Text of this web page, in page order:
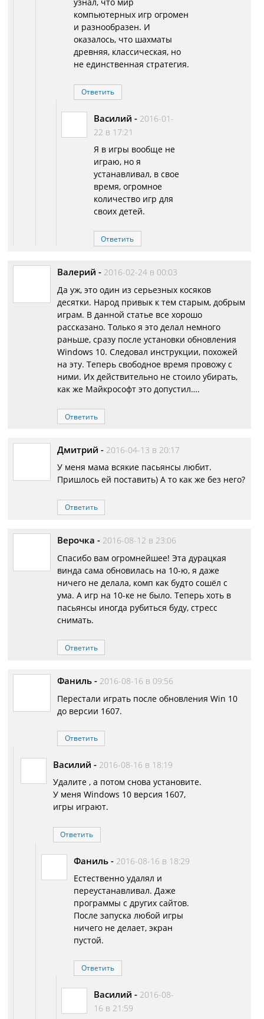
компьютерных игр огромен
и разнообразен. И
оказалось, что шахматы
древняя, классическая, но
не единственная стратегия.
Ответить
Василий - 2016-01-
22 в 17:21
Я в игры вообще не
играю, но я
устанавливал, в свое
время, огромное
количество игр для
своих детей.
Ответить
Валерий - 2016-02-24 в 00:03
Да уж, это один из серьезных косяков
десятки. Народ привык к тем старым, добрым
играм. В данной статье все хорошо
рассказано. Только я это делал немного
раньше, сразу после установки обновления
Windows 10. Следовал инструкции, похожей
на эту. Теперь свободное время провожу с
ними. Их действительно не стоило убирать,
как же Майкрософт это допустил….
Ответить
Дмитрий - 2016-04-13 в 20:17
У меня мама всякие пасьянсы любит.
Пришлось ей поставить) А то как же без него?
Ответить
Верочка - 2016-08-12 в 23:06
Спасибо вам огромнейшее! Эта дурацкая
винда сама обновилась на 10-ю, я даже
ничего не делала, комп как будто сошёл с
ума. А игр на 10-ке не было. Теперь хоть в
пасьянсы иногда рубиться буду, стресс
снимать.
Ответить
Фаниль - 2016-08-16 в 09:56
Перестали играть после обновления Win 10
до версии 1607.
Ответить
Василий - 2016-08-16 в 18:19
Удалите , а потом снова установите.
У меня Windows 10 версия 1607,
игры играют.
Ответить
Фаниль - 2016-08-16 в 18:29
Естественно удалял и
переустанавливал. Даже
программы с других сайтов.
После запуска любой игры
ничего не делает, экран
пустой.
Ответить
Василий - 2016-08-
16 в 21:59